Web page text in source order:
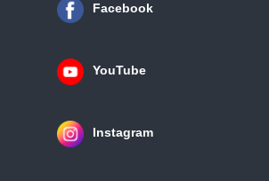
Facebook
YouTube
Instagram